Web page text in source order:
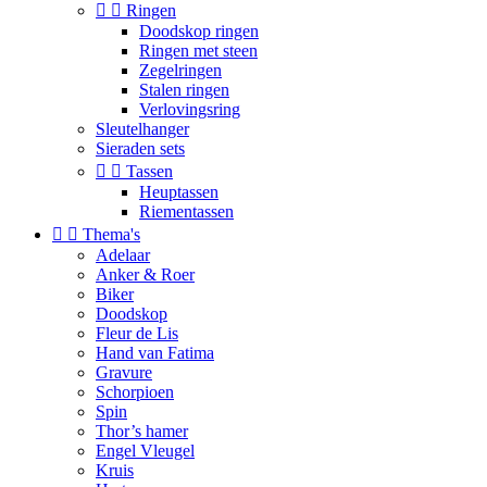
  Ringen
Doodskop ringen
Ringen met steen
Zegelringen
Stalen ringen
Verlovingsring
Sleutelhanger
Sieraden sets
  Tassen
Heuptassen
Riementassen
  Thema's
Adelaar
Anker & Roer
Biker
Doodskop
Fleur de Lis
Hand van Fatima
Gravure
Schorpioen
Spin
Thor’s hamer
Engel Vleugel
Kruis